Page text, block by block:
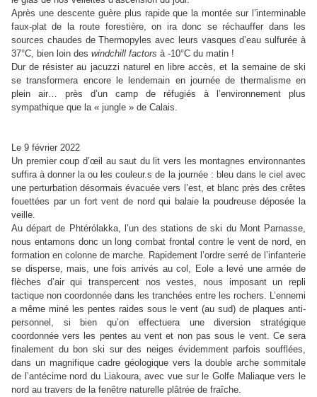
Après une descente guère plus rapide que la montée sur l’interminable
faux-plat de la route forestière, on ira donc se réchauffer dans les
sources chaudes de Thermopyles avec leurs vasques d’eau sulfurée à
37°C, bien loin des windchill factors à -10°C du matin !
Dur de résister au jacuzzi naturel en libre accès, et la semaine de ski
se transformera encore le lendemain en journée de thermalisme en
plein air… près d’un camp de réfugiés à l’environnement plus
sympathique que la « jungle » de Calais.
Le 9 février 2022
Un premier coup d’œil au saut du lit vers les montagnes environnantes
suffira à donner la ou les couleur.s de la journée : bleu dans le ciel avec
une perturbation désormais évacuée vers l’est, et blanc près des crêtes
fouettées par un fort vent de nord qui balaie la poudreuse déposée la
veille.
Au départ de Phtérólakka, l’un des stations de ski du Mont Parnasse,
nous entamons donc un long combat frontal contre le vent de nord, en
formation en colonne de marche. Rapidement l’ordre serré de l’infanterie
se disperse, mais, une fois arrivés au col, Eole a levé une armée de
flèches d’air qui transpercent nos vestes, nous imposant un repli
tactique non coordonnée dans les tranchées entre les rochers. L’ennemi
a même miné les pentes raides sous le vent (au sud) de plaques anti-
personnel, si bien qu’on effectuera une diversion stratégique
coordonnée vers les pentes au vent et non pas sous le vent. Ce sera
finalement du bon ski sur des neiges évidemment parfois soufflées,
dans un magnifique cadre géologique vers la double arche sommitale
de l’antécime nord du Liakoura, avec vue sur le Golfe Maliaque vers le
nord au travers de la fenêtre naturelle plâtrée de fraîche.